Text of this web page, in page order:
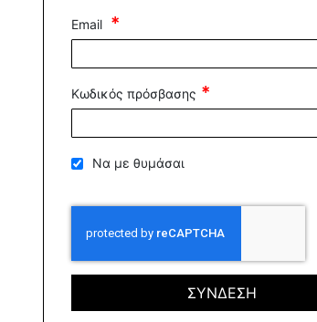
Email
Κωδικός πρόσβασης
Να με θυμάσαι
ΣΥΝΔΕΣΗ